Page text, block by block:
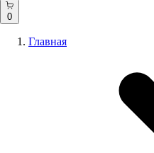
0
Главная